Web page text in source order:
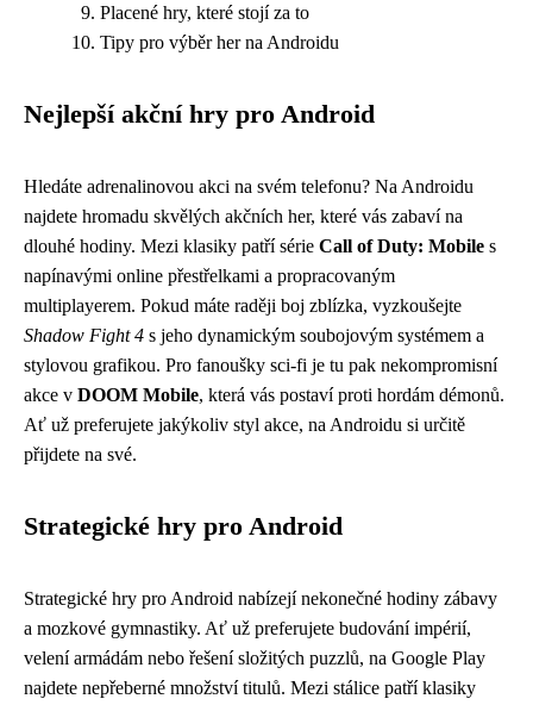
Placené hry, které stojí za to
Tipy pro výběr her na Androidu
Nejlepší akční hry pro Android
Hledáte adrenalinovou akci na svém telefonu? Na Androidu
najdete hromadu skvělých akčních her, které vás zabaví na
dlouhé hodiny. Mezi klasiky patří série Call of Duty: Mobile s
napínavými online přestřelkami a propracovaným
multiplayerem. Pokud máte raději boj zblízka, vyzkoušejte
Shadow Fight 4 s jeho dynamickým soubojovým systémem a
stylovou grafikou. Pro fanoušky sci-fi je tu pak nekompromisní
akce v DOOM Mobile, která vás postaví proti hordám démonů.
Ať už preferujete jakýkoliv styl akce, na Androidu si určitě
přijdete na své.
Strategické hry pro Android
Strategické hry pro Android nabízejí nekonečné hodiny zábavy
a mozkové gymnastiky. Ať už preferujete budování impérií,
velení armádám nebo řešení složitých puzzlů, na Google Play
najdete nepřeberné množství titulů. Mezi stálice patří klasiky